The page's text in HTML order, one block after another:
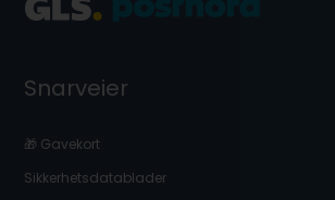
Snarveier
🎁 Gavekort
Sikkerhetsdatablader